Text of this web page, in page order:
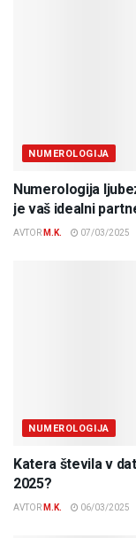
NUMEROLOGIJA
Numerologija
je vaš idealni
AVTOR M.K. 07/03/2025
NUMEROLOGIJA
Katera števila v
2025?
AVTOR M.K. 06/03/2025